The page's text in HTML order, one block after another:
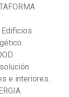
Edificios
e interiores.